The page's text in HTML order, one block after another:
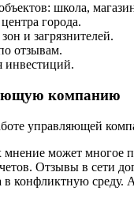
школа,
города.
и загрязнителей.
отзывам.
инвестиций.
компанию
управляющей
может многое
Отзывы в сети
конфликтную